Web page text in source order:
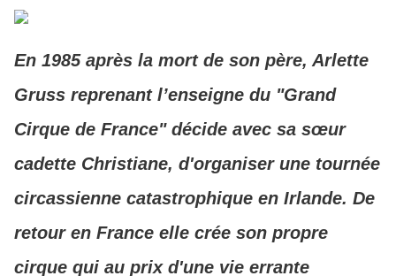
En 1985 après la mort de son père, Arlette
Gruss reprenant l’enseigne du "Grand
Cirque de France" décide avec sa sœur
cadette Christiane, d'organiser une tournée
circassienne catastrophique en Irlande. De
retour en France elle crée son propre
cirque qui au prix d'une vie errante